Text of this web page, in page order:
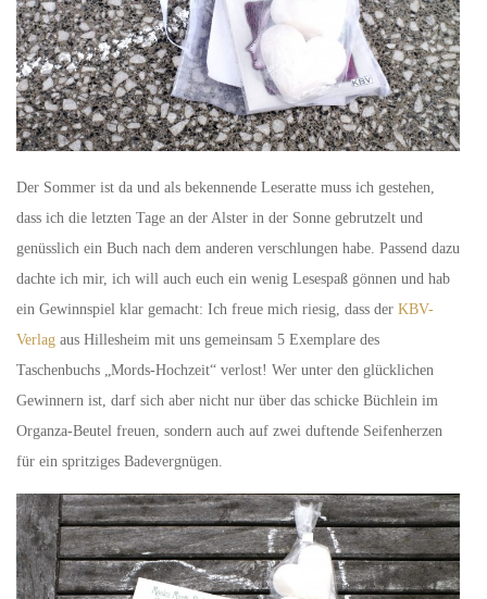
Der Sommer ist da und als bekennende Leseratte muss ich gestehen,
dass ich die letzten Tage an der Alster in der Sonne gebrutzelt und
genüsslich ein Buch nach dem anderen verschlungen habe. Passend dazu
dachte ich mir, ich will auch euch ein wenig Lesespaß gönnen und hab
ein Gewinnspiel klar gemacht: Ich freue mich riesig, dass der KBV-
Verlag aus Hillesheim mit uns gemeinsam 5 Exemplare des
Taschenbuchs „Mords-Hochzeit“ verlost! Wer unter den glücklichen
Gewinnern ist, darf sich aber nicht nur über das schicke Büchlein im
Organza-Beutel freuen, sondern auch auf zwei duftende Seifenherzen
für ein spritziges Badevergnügen.